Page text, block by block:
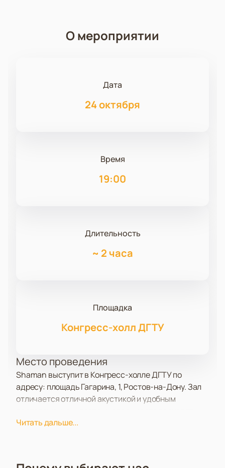
О мероприятии
Дата
24 октября
Время
19:00
Длительность
~ 2 часа
Площадка
Конгресс-холл ДГТУ
Место проведения
Shaman выступит в Конгресс-холле ДГТУ по
адресу: площадь Гагарина, 1, Ростов-на-Дону. Зал
отличается отличной акустикой и удобным
крупные концерты.
Shaman готовит сольное выступление в честь 30-
Читать дальше...